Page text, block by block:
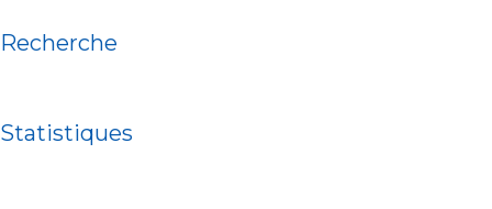
Recherche
Statistiques